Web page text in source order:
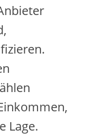
Lage.